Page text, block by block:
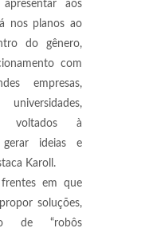
aos
nos planos ao
do gênero,
com
empresas,
voltados à
ideias e
Karoll.
em que
soluções,
de “robôs